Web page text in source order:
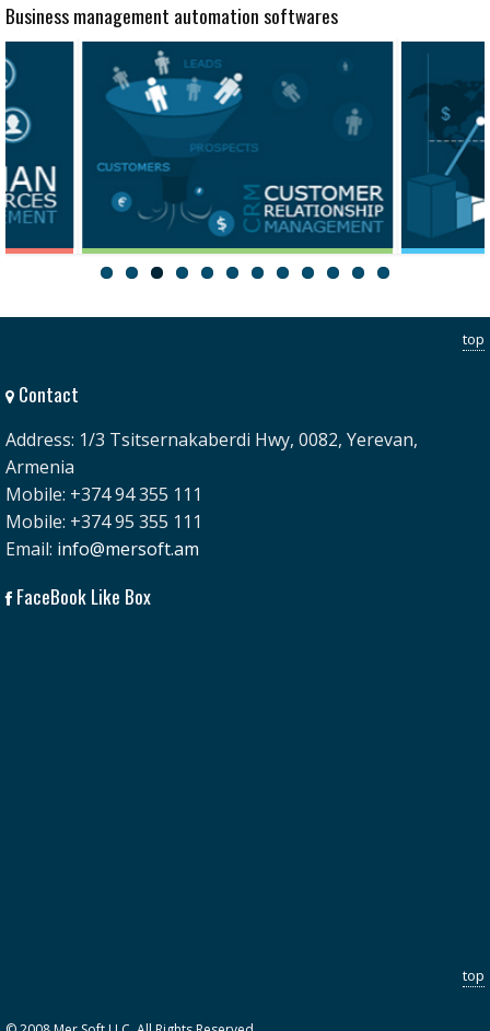
Business management automation softwares
Trade
top
Contact
Address: 1/3 Tsitsernakaberdi Hwy, 0082, Yerevan,
Armenia
Mobile: +374 94 355 111
Mobile: +374 95 355 111
Email: info@mersoft.am
FaceBook Like Box
top